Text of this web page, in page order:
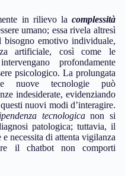
in rilievo la complessità
umano; essa rivela altresì
bisogno emotivo individuale,
artificiale, così come le
profondamente
psicologico. La prolungata
nuove tecnologie può
indesiderate, evidenziando
nuovi modi d’interagire.
tecnologicanon si
patologica; tuttavia, il
necessita di attenta vigilanza
il chatbot non comporti